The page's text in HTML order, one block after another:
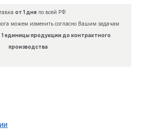
от 1 дняпо всей РФ
можем изменить согласно Вашим задачам
1 единицы продукции до контрактного
производства